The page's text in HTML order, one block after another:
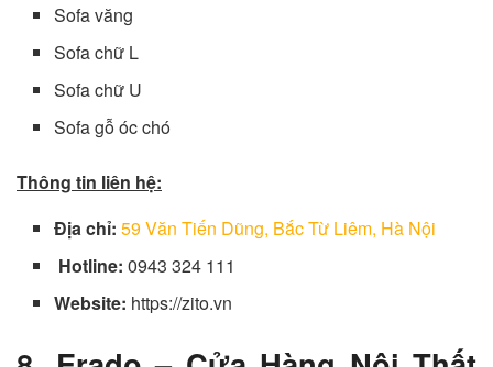
Sofa văng
Sofa chữ L
Sofa chữ U
Sofa gỗ óc chó
Thông tin liên hệ:
Địa chỉ: 59 Văn Tiến Dũng, Bắc Từ Liêm, Hà Nội
Hotline: 0943 324 111
Website: https://zito.vn